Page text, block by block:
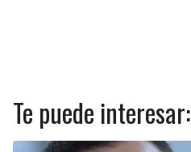
Te puede interesar: